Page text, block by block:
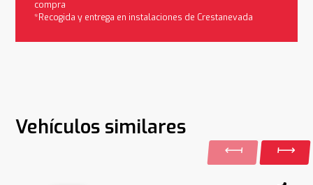
compra
*Recogida y entrega en instalaciones de Crestanevada
Vehículos similares